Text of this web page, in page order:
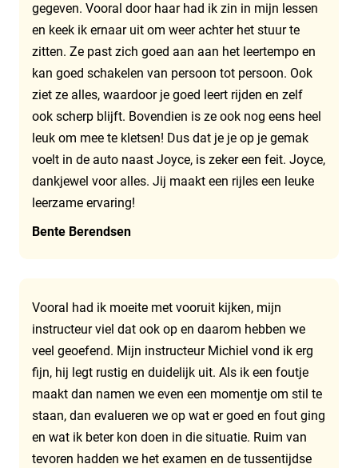
gegeven. Vooral door haar had ik zin in mijn lessen
en keek ik ernaar uit om weer achter het stuur te
zitten. Ze past zich goed aan aan het leertempo en
kan goed schakelen van persoon tot persoon. Ook
ziet ze alles, waardoor je goed leert rijden en zelf
ook scherp blijft. Bovendien is ze ook nog eens heel
leuk om mee te kletsen! Dus dat je je op je gemak
voelt in de auto naast Joyce, is zeker een feit. Joyce,
dankjewel voor alles. Jij maakt een rijles een leuke
leerzame ervaring!
Bente Berendsen
Vooral had ik moeite met vooruit kijken, mijn
instructeur viel dat ook op en daarom hebben we
veel geoefend. Mijn instructeur Michiel vond ik erg
fijn, hij legt rustig en duidelijk uit. Als ik een foutje
maakt dan namen we even een momentje om stil te
staan, dan evalueren we op wat er goed en fout ging
en wat ik beter kon doen in die situatie. Ruim van
tevoren hadden we het examen en de tussentijdse